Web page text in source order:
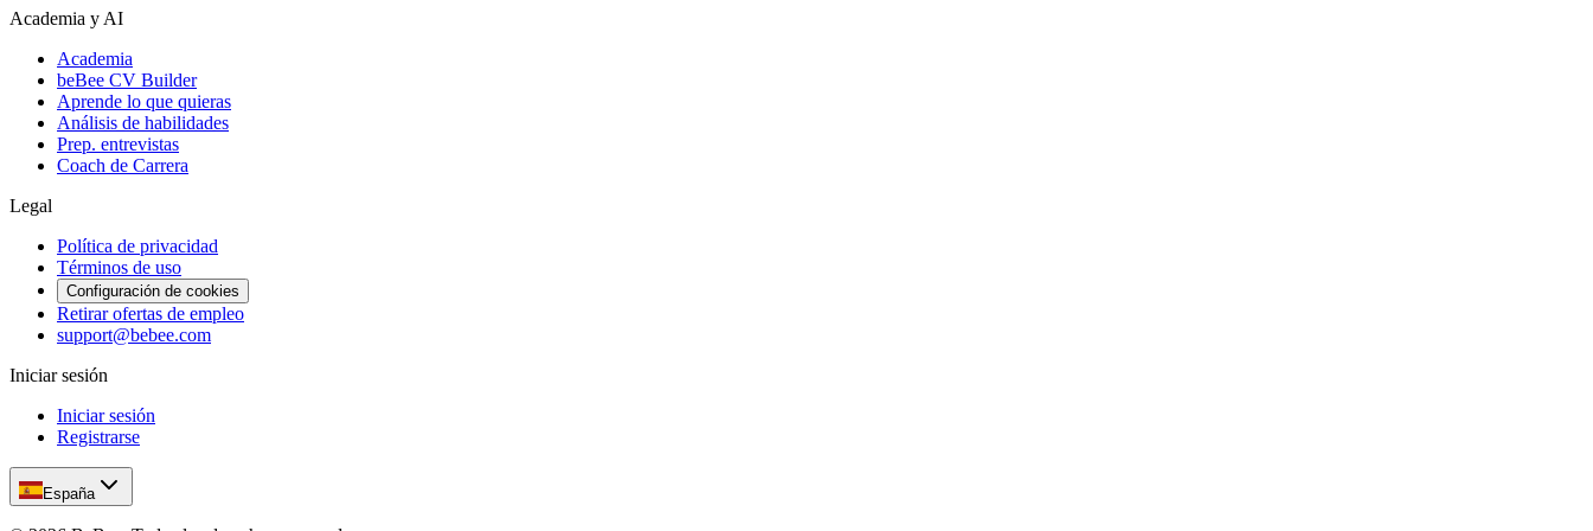
Academia y AI
Academia
beBee CV Builder
Aprende lo que quieras
Análisis de habilidades
Prep. entrevistas
Coach de Carrera
Legal
Política de privacidad
Términos de uso
Configuración de cookies
Retirar ofertas de empleo
support@bebee.com
Iniciar sesión
Iniciar sesión
Registrarse
España